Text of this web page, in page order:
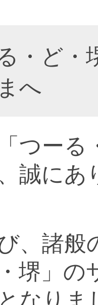
る・ど
へ
つーる
誠にあ
、諸般
堺」の
なりま